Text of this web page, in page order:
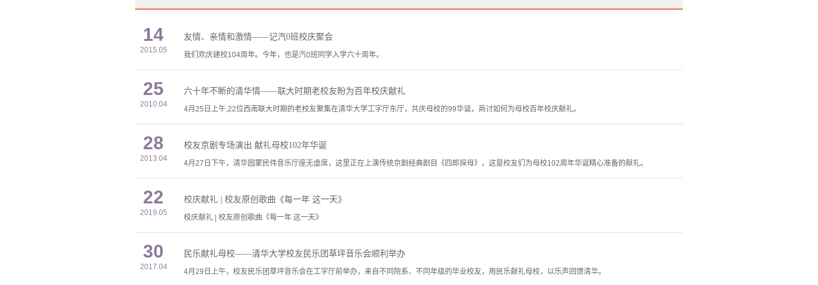
14
2015.05
友情、亲情和激情——记汽0班校庆聚会
我们欢庆建校104周年。今年，也是汽0班同学入学六十周年。
25
2010.04
六十年不断的清华情——联大时期老校友盼为百年校庆献礼
4月25日上午,22位西南联大时期的老校友聚集在清华大学工字厅东厅，共庆母校的99华诞，商讨如何为母校百年校庆献礼。
28
2013.04
校友京剧专场演出 献礼母校102年华诞
4月27日下午，清华园蒙民伟音乐厅座无虚席，这里正在上演传统京剧经典剧目《四郎探母》，这是校友们为母校102周年华诞精心准备的献礼。
22
2019.05
校庆献礼 | 校友原创歌曲《每一年 这一天》
校庆献礼 | 校友原创歌曲《每一年 这一天》
30
2017.04
民乐献礼母校——清华大学校友民乐团草坪音乐会顺利举办
4月29日上午，校友民乐团草坪音乐会在工字厅前举办，来自不同院系、不同年级的毕业校友，用民乐献礼母校，以乐声回馈清华。